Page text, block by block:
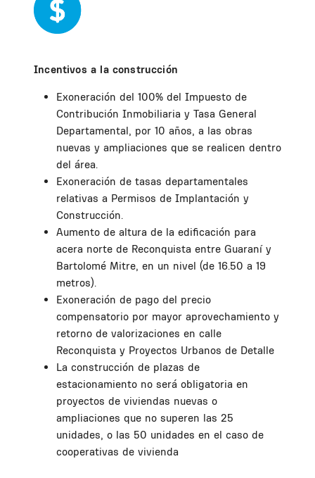
Incentivos a la construcción
Exoneración del 100% del Impuesto de
Contribución Inmobiliaria y Tasa General
Departamental, por 10 años, a las obras
nuevas y ampliaciones que se realicen dentro
del área.
Exoneración de tasas departamentales
relativas a Permisos de Implantación y
Construcción.
Aumento de altura de la edificación para
acera norte de Reconquista entre Guaraní y
Bartolomé Mitre, en un nivel (de 16.50 a 19
metros).
Exoneración de pago del precio
compensatorio por mayor aprovechamiento y
retorno de valorizaciones en calle
Reconquista y Proyectos Urbanos de Detalle
La construcción de plazas de
estacionamiento no será obligatoria en
proyectos de viviendas nuevas o
ampliaciones que no superen las 25
unidades, o las 50 unidades en el caso de
cooperativas de vivienda